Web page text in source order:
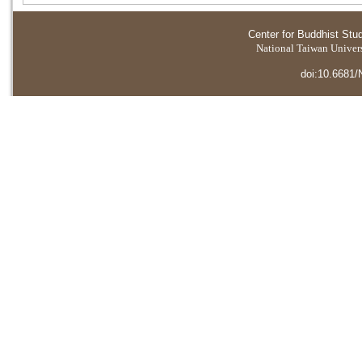
Center for Buddhist
National Taiwan
doi:10.6681/